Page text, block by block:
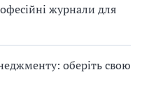
журнали для
оберіть свою